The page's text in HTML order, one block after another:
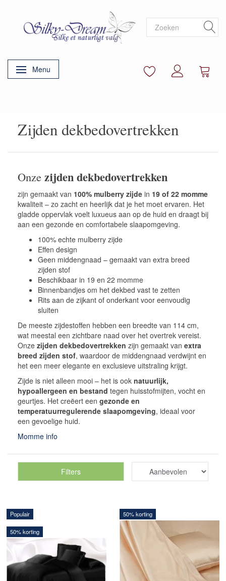
Navigatie in-/uitschakelen
Menu
Zijden dekbedovertrekken
Onze zijden dekbedovertrekken
zijn gemaakt van 100% mulberry zijde in 19 of 22 momme
kwaliteit – zo zacht en heerlijk dat je het moet ervaren. Het
gladde oppervlak voelt luxueus aan op de huid en draagt bij
aan een gezonde en comfortabele slaapomgeving.
100% echte mulberry zijde
Effen design
Geen middengnaad – gemaakt van extra breed
zijden stof
Beschikbaar in 19 en 22 momme
Binnenbandjes om het dekbed vast te zetten
Rits aan de zijkant of onderkant voor eenvoudig
sluiten
De meeste zijdestoffen hebben een breedte van 114 cm,
wat meestal een zichtbare naad over het overtrek vereist.
Onze zijden dekbedovertrekken zijn gemaakt van extra
breed zijden stof, waardoor de middengnaad verdwijnt en
het een meer elegante en exclusieve uitstraling krijgt.
Zijde is niet alleen mooi – het is ook natuurlijk,
hypoallergeen en bestand tegen huisstofmijten, vocht en
geurtjes. Het creëert een gezonde en
temperatuurregulerende slaapomgeving, ideaal voor
een gevoelige huid.
Momme info
Filters
Populair
50% korting
50% korting